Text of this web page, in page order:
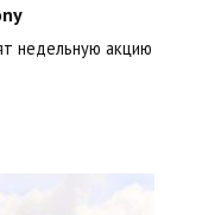
недельную акцию